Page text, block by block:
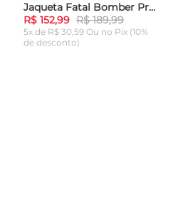
- 19%
Jaqueta Fatal Bomber Preta
R$ 152,99 R$ 189,99
5x de R$ 30,59 Ou no Pix (10%
de desconto)